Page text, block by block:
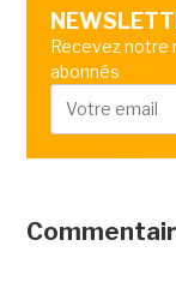
Recevez
abonnés